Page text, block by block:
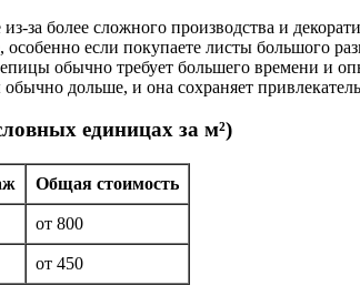
за более сложного производства и
если покупаете листы большого
обычно требует большего времени и
дольше, и она сохраняет
единицах за м²)
Общая стоимость
от 800
от 450